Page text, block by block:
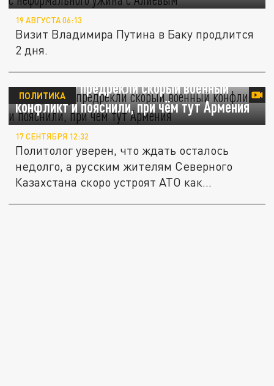
19 АВГУСТА 06:13
Визит Владимира Путина в Баку продлится
2 дня.
Казахстану предрекли скорый военный
конфликт и пояснили, при чём тут Армения
ПОЛИТИКА
17 СЕНТЯБРЯ 12:32
Политолог уверен, что ждать осталось
недолго, а русским жителям Северного
Казахстана скоро устроят АТО как...